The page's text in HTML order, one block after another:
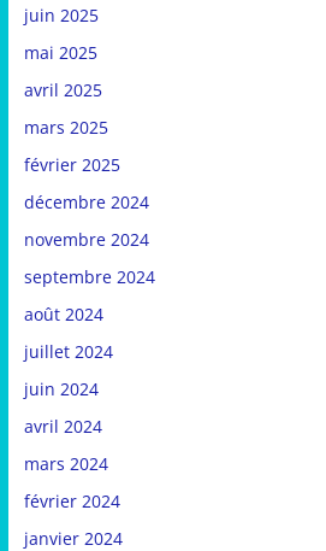
juin 2025
mai 2025
avril 2025
mars 2025
février 2025
décembre 2024
novembre 2024
septembre 2024
août 2024
juillet 2024
juin 2024
avril 2024
mars 2024
février 2024
janvier 2024